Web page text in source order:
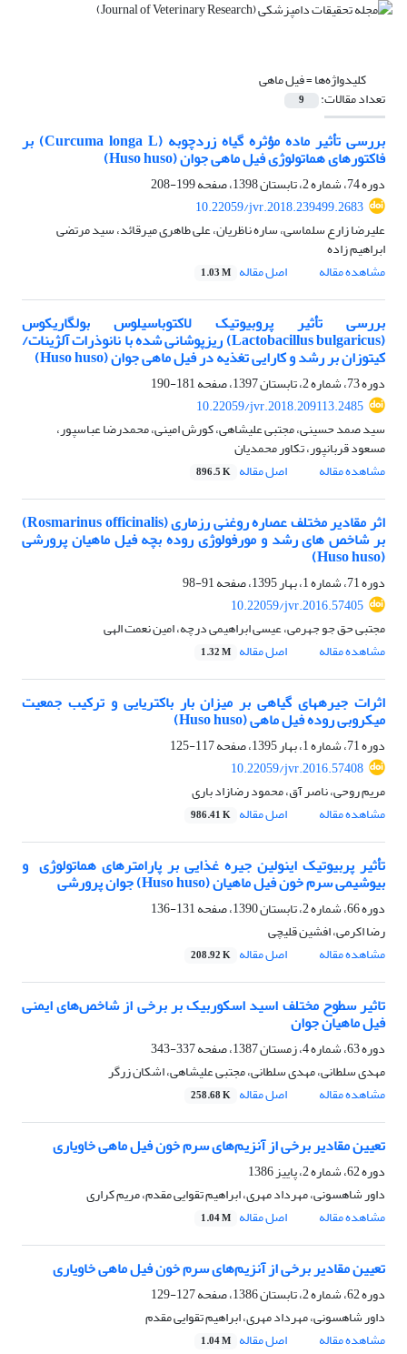
کلیدواژه‌ها =فیل ماهی
تعداد مقالات: 9
بررسی تأثیر ماده مؤثره گیاه زردچوبه (Curcuma longa L) بر
فاکتورهای هماتولوژی فیل ماهی جوان (Huso huso)
دوره 74، شماره 2، تابستان 1398، صفحه
199-208
10.22059/jvr.2018.239499.2683
علیرضا زارع سلماسی، ساره ناظریان، علی طاهری میرقائد، سید مرتضی
ابراهیم زاده
مشاهده مقاله
اصل مقاله 1.03 M
بررسی تأثیر پروبیوتیک لاکتوباسیلوس بولگاریکوس
(Lactobacillus bulgaricus) ریزپوشانی شده با نانوذرات آلژینات/
کیتوزان بر رشد و کارایی تغذیه در فیل ماهی جوان (Huso huso)
دوره 73، شماره 2، تابستان 1397، صفحه
181-190
10.22059/jvr.2018.209113.2485
سید صمد حسینی، مجتبی علیشاهی، کورش امینی، محمدرضا عباسپور،
مسعود قربانپور، تکاور محمدیان
مشاهده مقاله
اصل مقاله 896.5 K
اثر مقادیر مختلف عصاره روغنی رزماری (Rosmarinus officinalis)
بر شاخص های رشد و مورفولوژی روده بچه فیل ماهیان پرورشی
(Huso huso)
دوره 71، شماره 1، بهار 1395، صفحه
91-98
10.22059/jvr.2016.57405
مجتبی حق جو جهرمی، عیسی ابراهیمی درچه، امین نعمت الهی
مشاهده مقاله
اصل مقاله 1.32 M
اثرات جیرههای گیاهی بر میزان بار باکتریایی و ترکیب جمعیت
میکروبی روده فیل ماهی (Huso huso)
دوره 71، شماره 1، بهار 1395، صفحه
117-125
10.22059/jvr.2016.57408
مریم روحی، ناصر آق، محمود رضازاد باری
مشاهده مقاله
اصل مقاله 986.41 K
تأثیر پربیوتیک اینولین جیره غذایی بر پارامترهای هماتولوژی‌ ‌ و
بیوشیمی سرم خون فیل ماهیان ‌(Huso huso)‌ جوان پرو‌رشی ‌
دوره 66، شماره 2، تابستان 1390، صفحه
131-136
رضا اکرمی، افشین قلیچی
مشاهده مقاله
اصل مقاله 208.92 K
تاثیر سطوح مختلف اسید اسکوربیک بر برخی از شاخص‌های ایمنی
فیل ماهیان جوان
دوره 63، شماره 4، زمستان 1387، صفحه
337-343
مهدی سلطانی، مهدی سلطانی، مجتبی علیشاهی، اشکان زرگر
مشاهده مقاله
اصل مقاله 258.68 K
تعیین مقادیر برخی از آنزیم‌های سرم خون فیل ماهی خاویاری
دوره 62، شماره 2، پاییز 1386
داور شاهسونی، مهرداد مهری، ابراهیم تقوایی مقدم، مریم کراری
مشاهده مقاله
اصل مقاله 1.04 M
تعیین مقادیر برخی از آنزیم‌های سرم خون فیل ماهی خاویاری
دوره 62، شماره 2، تابستان 1386، صفحه
127-129
داور شاهسونی، مهرداد مهری، ابراهیم تقوایی مقدم
مشاهده مقاله
اصل مقاله 1.04 M